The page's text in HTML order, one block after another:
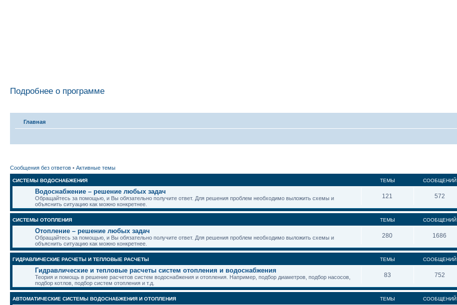
Подробнее о программе
Главная
Сообщения без ответов • Активные темы
СИСТЕМЫ ВОДОСНАБЖЕНИЯ ТЕМЫ СООБЩЕНИЙ
Водоснабжение – решение любых задач
Обращайтесь за помощью, и Вы обязательно получите ответ. Для решения проблем необходимо выложить схемы и
объяснить ситуацию как можно конкретнее.
121 572
СИСТЕМЫ ОТОПЛЕНИЯ ТЕМЫ СООБЩЕНИЙ
Отопление – решение любых задач
Обращайтесь за помощью, и Вы обязательно получите ответ. Для решения проблем необходимо выложить схемы и
объяснить ситуацию как можно конкретнее.
280 1686
ГИДРАВЛИЧЕСКИЕ РАСЧЕТЫ И ТЕПЛОВЫЕ РАСЧЕТЫ ТЕМЫ СООБЩЕНИЙ
Гидравлические и тепловые расчеты систем отопления и водоснабжения
Теория и помощь в решение расчетов систем водоснабжения и отопления. Например, подбор диаметров, подбор насосов,
подбор котлов, подбор систем отопления и т.д.
83 752
АВТОМАТИЧЕСКИЕ СИСТЕМЫ ВОДОСНАБЖЕНИЯ И ОТОПЛЕНИЯ ТЕМЫ СООБЩЕНИЙ